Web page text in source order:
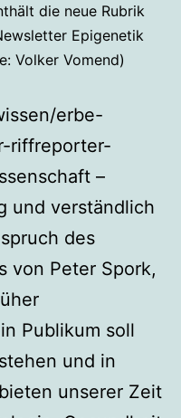
die neue Rubrik
Epigenetik
Volker Vomend)
erbe-
riffreporter-
–
und verständlich
des
von Peter Spork,
Publikum soll
und in
unserer Zeit